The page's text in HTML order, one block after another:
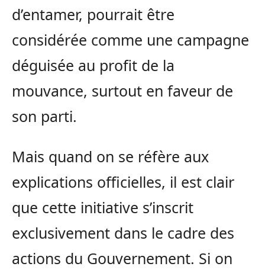
d’entamer, pourrait être
considérée comme une campagne
déguisée au profit de la
mouvance, surtout en faveur de
son parti.
Mais quand on se réfère aux
explications officielles, il est clair
que cette initiative s’inscrit
exclusivement dans le cadre des
actions du Gouvernement. Si on